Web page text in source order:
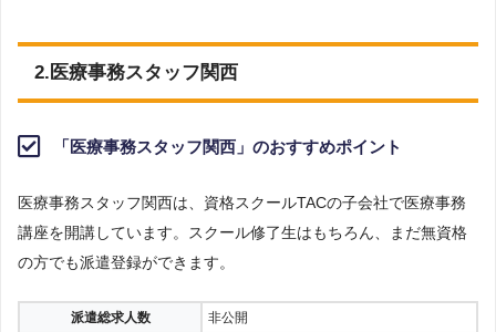
2.医療事務スタッフ関西
「医療事務スタッフ関西」のおすすめポイント
医療事務スタッフ関西は、資格スクールTACの子会社で医療事務
講座を開講しています。スクール修了生はもちろん、まだ無資格
の方でも派遣登録ができます。
派遣総求人数
非公開